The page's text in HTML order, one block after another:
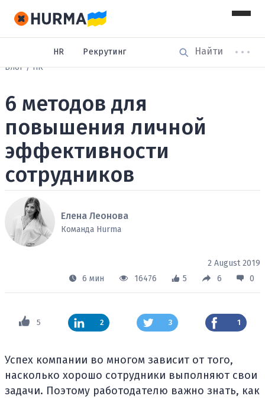
HR
Рекрутинг
Блог
HR
6 методов для
повышения личной
эффективности
сотрудников
Елена Леонова
Команда Hurma
2 August 2019
6 мин
16476 5 6 0
5 2 3 1
Успех компании во многом зависит от того,
насколько хорошо сотрудники выполняют свои
задачи. Поэтому работодателю важно знать, как